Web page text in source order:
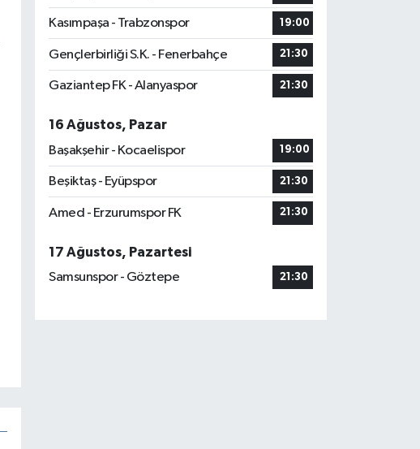
Kasımpaşa - Trabzonspor 19:00
Gençlerbirliği S.K. - Fenerbahçe 21:30
Gaziantep FK - Alanyaspor 21:30
16 Ağustos, Pazar
Başakşehir - Kocaelispor
19:00
Beşiktaş - Eyüpspor 21:30
Amed - Erzurumspor FK 21:30
17 Ağustos, Pazartesi
Samsunspor - Göztepe
21:30